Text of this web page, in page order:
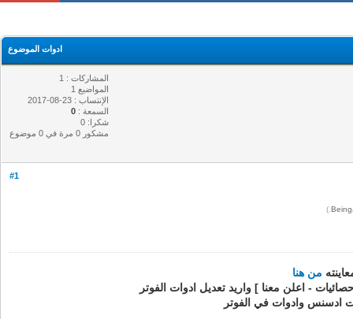
ادوات الموضوع
المشاركات : 1
المواضيع 1
الإنتساب : 23-08-2017
السمعة :0
شكرا: 0
مشكور 0 مرة في 0 موضوع
#1
.)
من هنا
- اعلن معنا ] واريد تعديل ادوات الفوتر
ادسنس وادوات في الفوتر